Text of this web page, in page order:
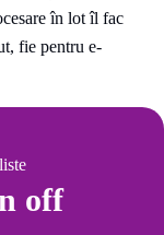
în lot îl fac
fie pentru e-
off